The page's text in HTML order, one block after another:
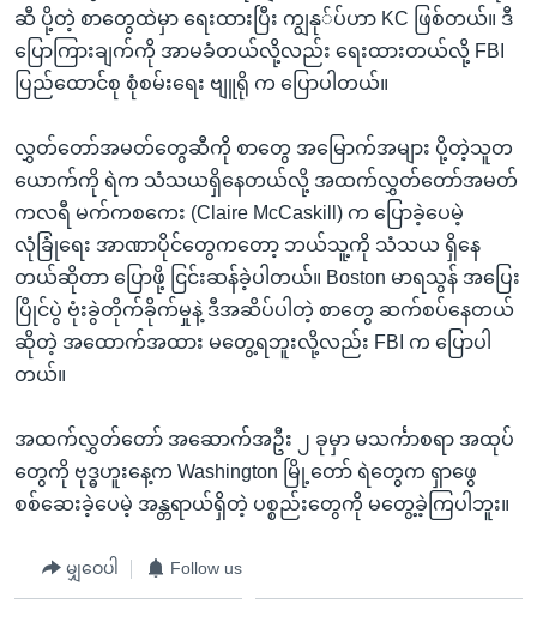
ဆီ ပို့တဲ့ စာတွေထဲမှာ ရေးထားပြီး ကျွနု်ပ်ဟာ KC ဖြစ်တယ်။ ဒီ
ပြောကြားချက်ကို အာမခံတယ်လို့လည်း ရေးထားတယ်လို့ FBI
ပြည်ထောင်စု စုံစမ်းရေး ဗျူရို က ပြောပါတယ်။
လွှတ်တော်အမတ်တွေဆီကို စာတွေ အမြောက်အများ ပို့တဲ့သူတ
ယောက်ကို ရဲက သံသယရှိနေတယ်လို့ အထက်လွှတ်တော်အမတ်
ကလရီ မက်ကစကေး (Claire McCaskill) က ပြောခဲ့ပေမဲ့
လုံခြုံရေး အာဏာပိုင်တွေကတော့ ဘယ်သူ့ကို သံသယ ရှိနေ
တယ်ဆိုတာ ပြောဖို့ ငြင်းဆန်ခဲ့ပါတယ်။ Boston မာရသွန် အပြေး
ပြိုင်ပွဲ ဗုံးခွဲတိုက်ခိုက်မှုနဲ့ ဒီအဆိပ်ပါတဲ့ စာတွေ ဆက်စပ်နေတယ်
ဆိုတဲ့ အထောက်အထား မတွေ့ရဘူးလို့လည်း FBI က ပြောပါ
တယ်။
အထက်လွှတ်တော် အဆောက်အဦး ၂ ခုမှာ မသင်္ကာစရာ အထုပ်
တွေကို ဗုဒ္ဓဟူးနေ့က Washington မြို့တော် ရဲတွေက ရှာဖွေ
စစ်ဆေးခဲ့ပေမဲ့ အန္တရာယ်ရှိတဲ့ ပစ္စည်းတွေကို မတွေ့ခဲ့ကြပါဘူး။
မျှဝေပါ Follow us